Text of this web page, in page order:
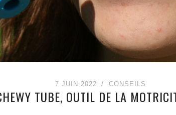
7 JUIN 2022 CONSEILS
TUBE, OUTIL DE LA